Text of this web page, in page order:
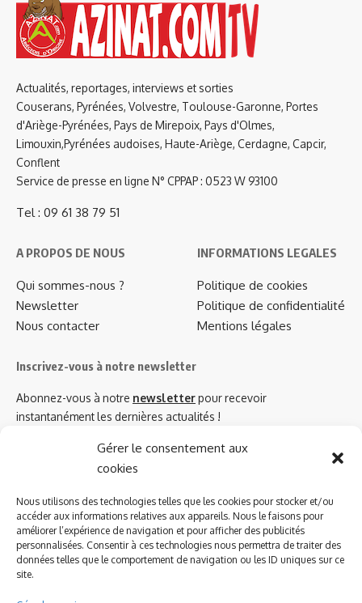
Gérer le consentement aux
cookies
Nous utilisons des technologies telles que les cookies pour stocker et/ou
accéder aux informations relatives aux appareils. Nous le faisons pour
améliorer l’expérience de navigation et pour afficher des publicités
personnalisées. Consentir à ces technologies nous permettra de traiter des
données telles que le comportement de navigation ou les ID uniques sur ce
site.
Actualités, reportages, interviews et sorties
Couserans, Pyrénées, Volvestre, Toulouse-Garonne, Portes
d'Ariège-Pyrénées, Pays de Mirepoix, Pays d'Olmes,
Limouxin,Pyrénées audoises, Haute-Ariège, Cerdagne, Capcir,
Conflent
Service de presse en ligne N° CPPAP : 0523 W 93100
Tel : 09 61 38 79 51
A PROPOS DE NOUS
Qui sommes-nous ?
Newsletter
Nous contacter
INFORMATIONS LEGALES
Politique de cookies
Politique de confidentialité
Mentions légales
Inscrivez-vous à notre newsletter
Abonnez-vous à notre newsletterpour recevoir
instantanément les dernières actualités !
Azinat.com TV soutient